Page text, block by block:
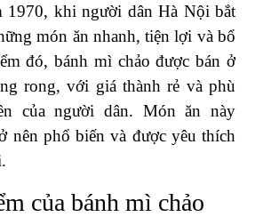
1970, khi người dân Hà Nội bắt
món ăn nhanh, tiện lợi và bổ
đó, bánh mì chảo được bán ở
rong, với giá thành rẻ và phù
của người dân. Món ăn này
nên phổ biến và được yêu thích
của bánh mì chảo